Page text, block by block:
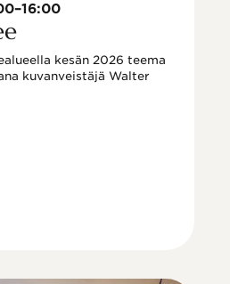
kesän 2026 teema
kuvanveistäjä Walter